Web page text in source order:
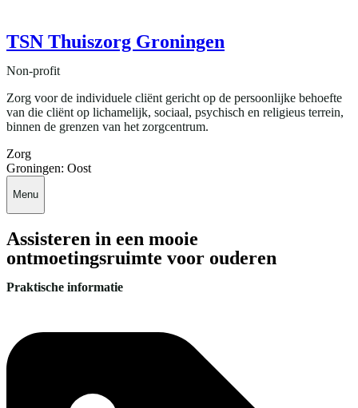
TSN Thuiszorg Groningen
Non-profit
Zorg voor de individuele cliënt gericht op de persoonlijke behoefte
van die cliënt op lichamelijk, sociaal, psychisch en religieus terrein,
binnen de grenzen van het zorgcentrum.
Zorg
Groningen: Oost
Menu
Assisteren in een mooie
ontmoetingsruimte voor ouderen
Praktische informatie